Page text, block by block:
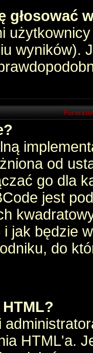
głosować
wyników).
od
go dla
jest
jak będzie
do
HTML'a.